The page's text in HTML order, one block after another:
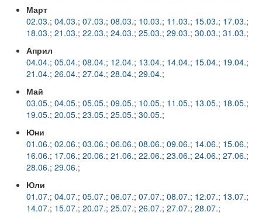
Корабостроителен факултет
Електротехнически факултет
Факултет по изчислителна техника и автоматизация
Колежи
Добруджански технологичен колеж
Колеж в структурата на ТУ-Варна
Департамент ЕПОС
Научноизследователски институт
Отдели и Центрове
Март
02.03.; 04.03.; 07.03.; 08.03.; 10.03.; 11.03.; 15.03.; 17.03.;
18.03.; 21.03.; 22.03.; 24.03.; 25.03.; 29.03.; 30.03.; 31.03.;
Април
04.04.; 05.04.; 08.04.; 12.04.; 13.04.; 14.04.; 15.04.; 19.04.;
21.04.; 26.04.; 27.04.; 28.04.; 29.04.;
Май
03.05.; 04.05.; 05.05.; 09.05.; 10.05.; 11.05.; 13.05.; 18.05.;
19.05.; 20.05.; 23.05.; 25.05.; 30.05.;
Юни
01.06.; 02.06.; 03.06.; 06.06.; 08.06.; 09.06.; 14.06.; 15.06.;
16.06.; 17.06.; 20.06.; 21.06.; 22.06.; 23.06.; 24.06.; 27.06.;
28.06.; 29.06.;
Юли
01.07.; 04.07.; 05.07.; 06.07.; 07.07.; 08.07.; 12.07.; 13.07.;
14.07.; 15.07.; 20.07.; 25.07.; 26.07.; 27.07.; 28.07.;